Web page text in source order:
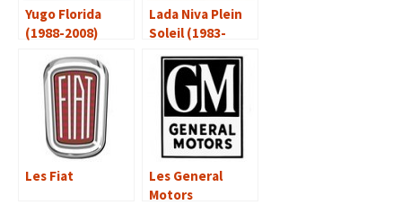
Yugo Florida
(1988-2008)
Lada Niva Plein
Soleil (1983-
1987)
Les Fiat
Les General
Motors